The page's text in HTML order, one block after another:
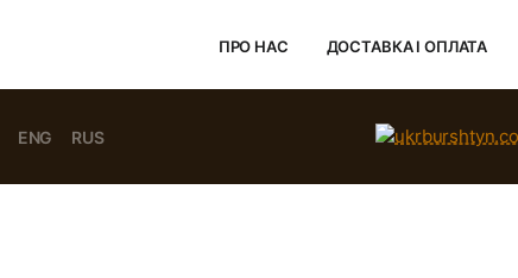
ПРО НАС ДОСТАВКА І ОПЛАТА
ENG RUS